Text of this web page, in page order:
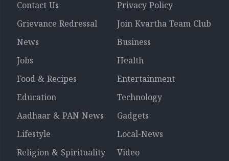
Contact Us
Privacy Policy
Grievance Redressal
Join Kvartha Team Club
News
Business
Jobs
Health
Food & Recipes
Entertainment
Education
Technology
Aadhaar & PAN News
Gadgets
Lifestyle
Local-News
Religion & Spirituality
Video